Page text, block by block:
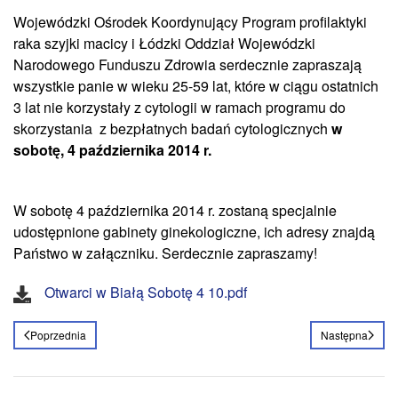
Wojewódzki Ośrodek Koordynujący Program profilaktyki
raka szyjki macicy i Łódzki Oddział Wojewódzki
Narodowego Funduszu Zdrowia serdecznie zapraszają
wszystkie panie w wieku 25-59 lat, które w ciągu ostatnich
3 lat nie korzystały z cytologii w ramach programu do
skorzystania z bezpłatnych badań cytologicznych w
sobotę, 4 października 2014 r.
W sobotę 4 października 2014 r. zostaną specjalnie
udostępnione gabinety ginekologiczne, ich adresy znajdą
Państwo w załączniku. Serdecznie zapraszamy!
Otwarci w Białą Sobotę 4 10.pdf
Poprzednia Następna